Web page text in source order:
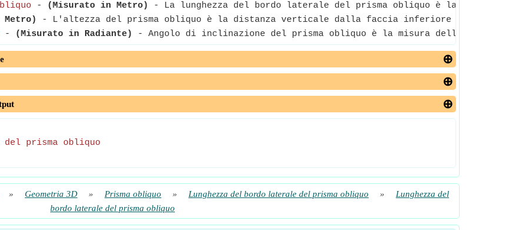
- (Misurato in Metro)
- La lunghezza del bordo laterale del prisma obliquo è la misura
- L'altezza del prisma obliquo è la distanza verticale dalla faccia inferiore alla parte
- (Misurato in Radiante) - Angolo di inclinazione del prisma obliquo è la misura dell'angolo
del prisma obliquo
» Geometria 3D » Prisma obliquo » Lunghezza del bordo laterale del prisma obliquo »
Lunghezza del
bordo laterale del prisma obliquo